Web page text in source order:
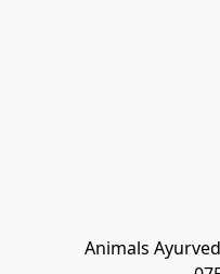
Animals